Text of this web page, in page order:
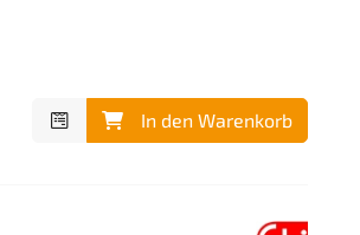
In den Warenkorb